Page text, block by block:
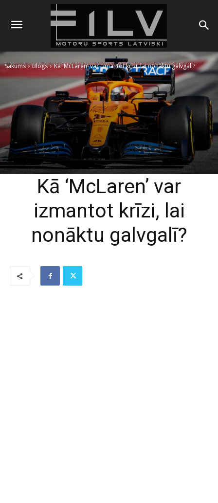
Sākums Blogs Kā 'McLaren' var izmantot krīzi, lai nonāktu galvgalī?
Kā ‘McLaren’ var
izmantot krīzi, lai
nonāktu galvgalī?